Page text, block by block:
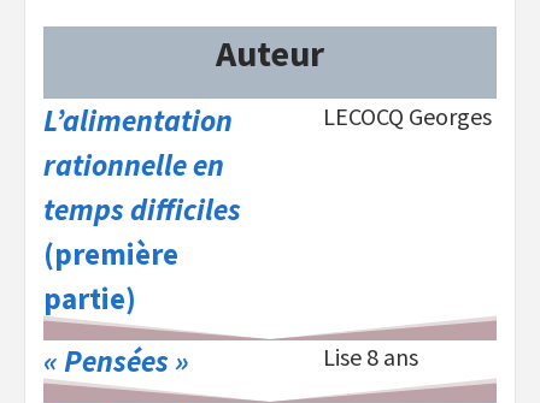
Auteur
L’alimentation
rationnelle en
temps difficiles
(première
partie)
LECOCQ Georges
« Pensées » Lise 8 ans